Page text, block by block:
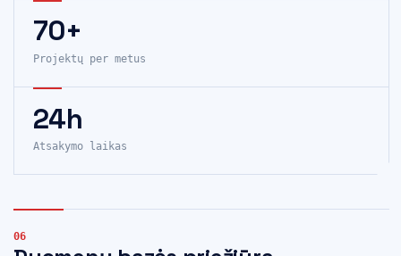
70+
Projektų per metus
24h
Atsakymo laikas